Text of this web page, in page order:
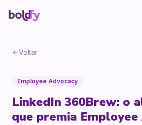
Voltar
Employee Advocacy
LinkedIn 360Brew: o
que premia Employee